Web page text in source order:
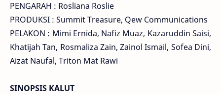
PENGARAH : Rosliana Roslie
PRODUKSI : Summit Treasure, Qew Communications
PELAKON : Mimi Ernida, Nafiz Muaz, Kazaruddin Saisi,
Khatijah Tan, Rosmaliza Zain, Zainol Ismail, Sofea Dini,
Aizat Naufal, Triton Mat Rawi
SINOPSIS KALUT